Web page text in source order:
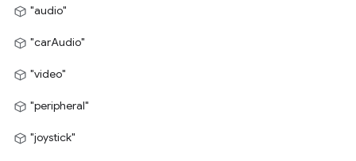
"audio"
"carAudio"
"video"
"peripheral"
"joystick"